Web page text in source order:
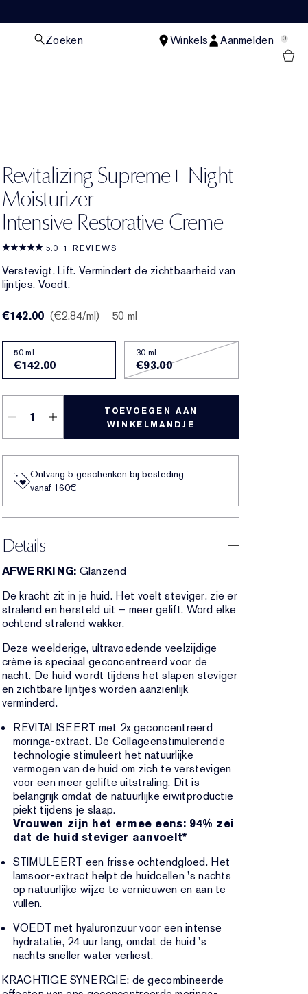
Zoeken Winkels Aanmelden 0
Revitalizing Supreme+ Night
Moisturizer
Intensive Restorative Creme
5.0 1 REVIEWS
Verstevigt. Lift. Vermindert de zichtbaarheid van
lijntjes. Voedt.
€142.00 €2.84/ml 50 ml
50 ml
€142.00
30 ml
€93.00
TOEVOEGEN AAN
WINKELMANDJE
Ontvang 5 geschenken bij besteding
vanaf 160€
Details
AFWERKING: Glanzend
De kracht zit in je huid. Het voelt steviger, zie er
stralend en hersteld uit – meer gelift. Word elke
ochtend stralend wakker.
Deze weelderige, ultravoedende veelzijdige
crème is speciaal geconcentreerd voor de
nacht. De huid wordt tijdens het slapen steviger
en zichtbare lijntjes worden aanzienlijk
verminderd.
REVITALISEERT met 2x geconcentreerd
moringa-extract. De Collageenstimulerende
technologie stimuleert het natuurlijke
vermogen van de huid om zich te verstevigen
voor een meer gelifte uitstraling. Dit is
belangrijk omdat de natuurlijke eiwitproductie
piekt tijdens je slaap.
Vrouwen zijn het ermee eens: 94% zei
dat de huid steviger aanvoelt*
STIMULEERT een frisse ochtendgloed. Het
lamsoor-extract helpt de huidcellen 's nachts
op natuurlijke wijze te vernieuwen en aan te
vullen.
VOEDT met hyaluronzuur voor een intense
hydratatie, 24 uur lang, omdat de huid 's
nachts sneller water verliest.
KRACHTIGE SYNERGIE: de gecombineerde